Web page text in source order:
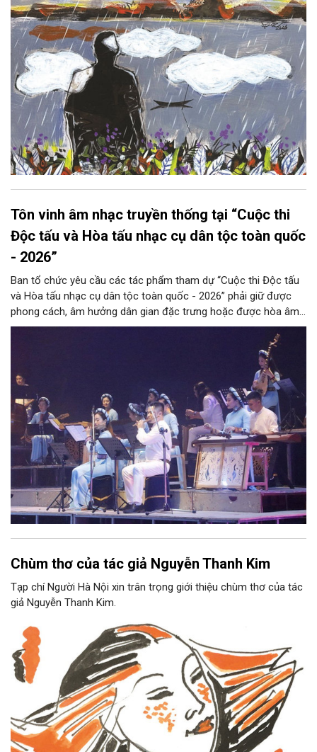
Tôn vinh âm nhạc truyền thống tại “Cuộc thi
Độc tấu và Hòa tấu nhạc cụ dân tộc toàn quốc
- 2026”
Ban tổ chức yêu cầu các tác phẩm tham dự “Cuộc thi Độc tấu
và Hòa tấu nhạc cụ dân tộc toàn quốc - 2026” phải giữ được
phong cách, âm hưởng dân gian đặc trưng hoặc được hòa âm,
phối khí mới trên nền tảng làn điệu âm nhạc truyền thống Việt
Nam, đồng thời phải được trình diễn trực tiếp bằng nhạc cụ dân
Chùm thơ của tác giả Nguyễn Thanh Kim
Tạp chí Người Hà Nội xin trân trọng giới thiệu chùm thơ của tác
giả Nguyễn Thanh Kim.